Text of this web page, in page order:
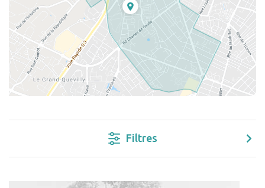
Filtres